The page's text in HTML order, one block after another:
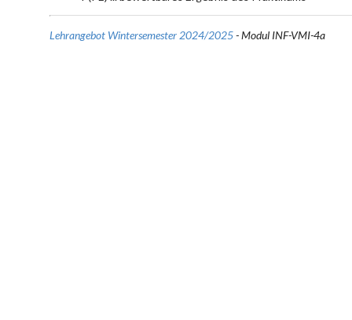
Lehrangebot Wintersemester 2024/2025- Modul INF-VMI-4a